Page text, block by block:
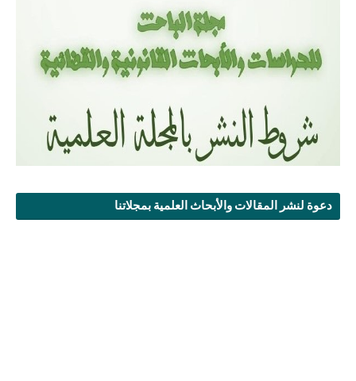
دعوة لنشر المقالات والأبحاث العلمية بمجلاتنا